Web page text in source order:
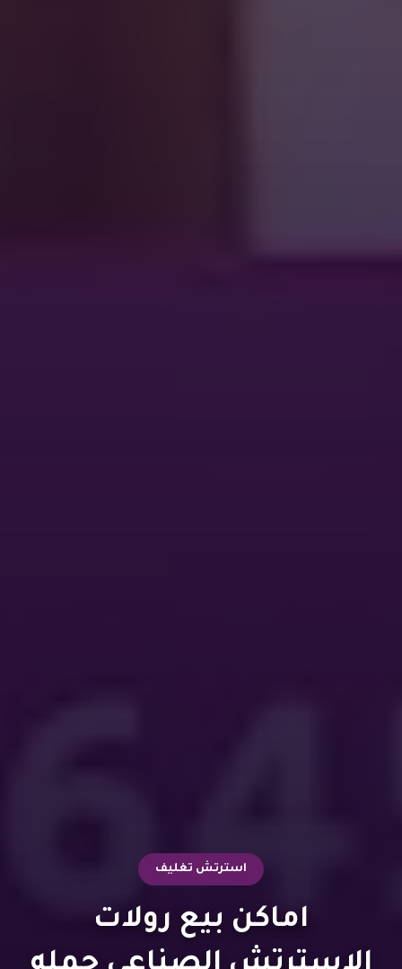
استرتش تغليف
اماكن بيع رولات